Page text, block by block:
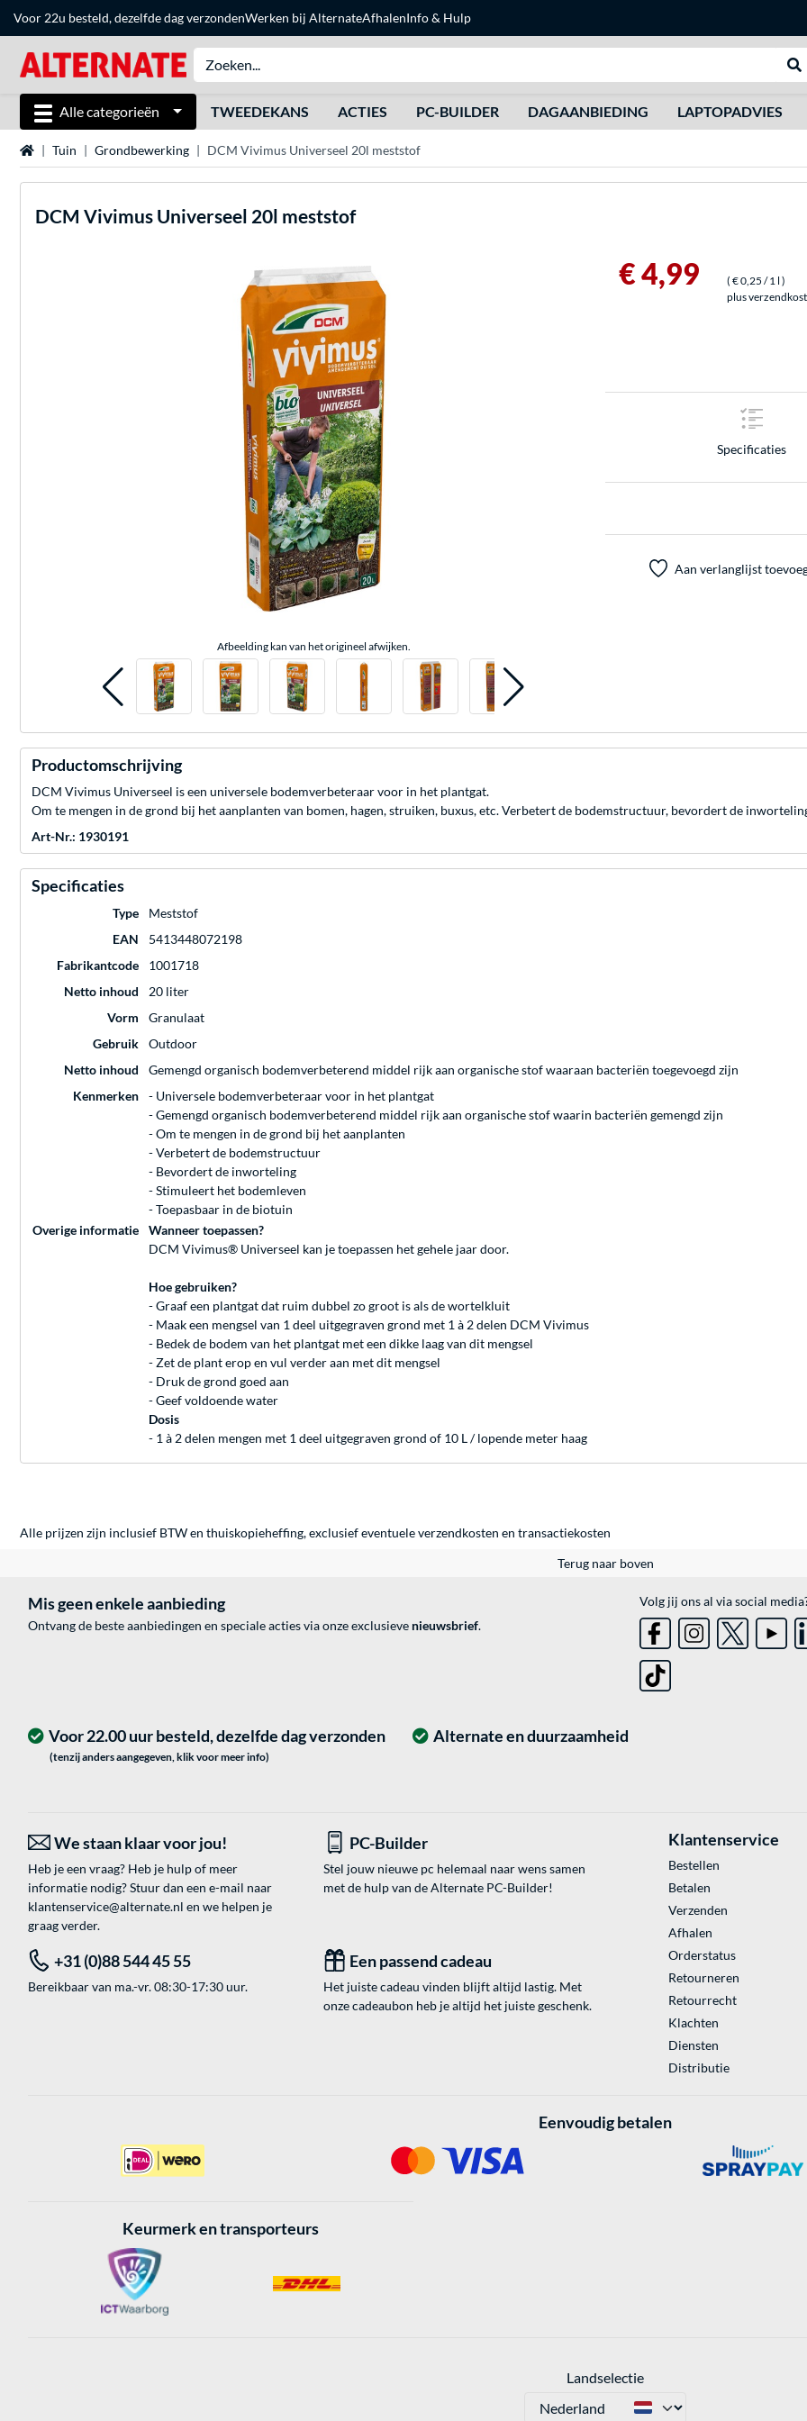
Voor 22u besteld, dezelfde dag verzondenWerken bij AlternateAfhalenInfo & Hulp
Alle categorieën TWEEDEKANS ACTIES PC-BUILDER DAGAANBIEDING LAPTOPADVIES
HomeTuin Grondbewerking DCM Vivimus Universeel 20l meststof
DCM Vivimus Universeel 20l meststof
Afbeelding kan van het origineel afwijken.
€ 4,99 ( € 0,25 / 1 l )
plus
Specificaties
Aan verlanglijst
Productomschrijving
DCM Vivimus Universeel is een universele bodemverbeteraar voor in het plantgat.
Om te mengen in de grond bij het aanplanten van bomen, hagen, struiken, buxus, etc. Verbetert de bodemstructuur, bevordert de
Art-Nr.: 1930191
Specificaties
Type
Meststof
EAN
5413448072198
Fabrikantcode
1001718
Netto inhoud
20 liter
Vorm
Granulaat
Gebruik
Outdoor
Netto inhoud
Gemengd organisch bodemverbeterend middel rijk aan organische stof waaraan bacteriën toegevoegd zijn
Kenmerken
- Universele bodemverbeteraar voor in het plantgat
- Gemengd organisch bodemverbeterend middel rijk aan organische stof waarin bacteriën gemengd zijn
- Om te mengen in de grond bij het aanplanten
- Verbetert de bodemstructuur
- Bevordert de inworteling
- Stimuleert het bodemleven
- Toepasbaar in de biotuin
Overige informatie
Wanneer toepassen?
DCM Vivimus® Universeel kan je toepassen het gehele jaar door.
Hoe gebruiken?
- Graaf een plantgat dat ruim dubbel zo groot is als de wortelkluit
- Maak een mengsel van 1 deel uitgegraven grond met 1 à 2 delen DCM Vivimus
- Bedek de bodem van het plantgat met een dikke laag van dit mengsel
- Zet de plant erop en vul verder aan met dit mengsel
- Druk de grond goed aan
- Geef voldoende water
Dosis
- 1 à 2 delen mengen met 1 deel uitgegraven grond of 10 L / lopende meter haag
Alle prijzen zijn inclusief BTW en thuiskopieheffing, exclusief eventueleverzendkosten en transactiekosten
Terug naar boven
Mis geen enkele aanbieding
Ontvang de beste aanbiedingen en speciale acties via onze exclusieve nieuwsbrief.
Volg jij ons al via social
Alternate en duurzaamheid
Voor 22.00 uur besteld, dezelfde dag verzonden
(tenzij anders aangegeven, klik voor meer info)
We staan klaar voor jou!
Heb je een vraag? Heb je hulp of meer
informatie nodig? Stuur dan een e-mail naar
klantenservice@alternate.nl en we helpen je
graag verder.
PC-Builder
Stel jouw nieuwe pc helemaal naar wens samen
met de hulp van de Alternate PC-Builder!
+31 (0)88 544 45 55
Bereikbaar van ma.-vr. 08:30-17:30 uur.
Een passend cadeau
Het juiste cadeau vinden blijft altijd lastig. Met
onze cadeaubon heb je altijd het juiste geschenk.
Klantenservice
Bestellen
Betalen
Verzenden
Afhalen
Orderstatus
Retourneren
Retourrecht
Klachten
Diensten
Distributie
Eenvoudig betalen
Keurmerk en transporteurs
Landselectie